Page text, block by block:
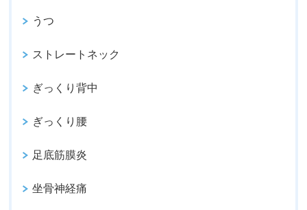
うつ
ストレートネック
ぎっくり背中
ぎっくり腰
足底筋膜炎
坐骨神経痛